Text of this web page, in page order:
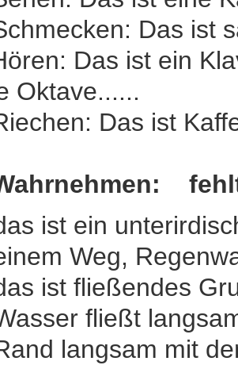
Das ist
Das ist
Oktave......
Das ist
ist ein
Weg,
ist fließendes
fließt
langsam mit